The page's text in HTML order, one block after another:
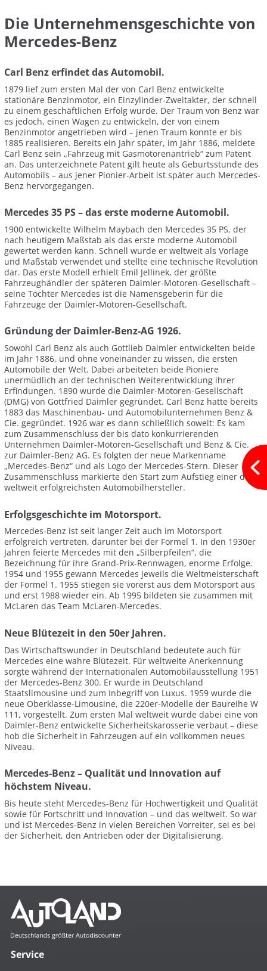
Die Unternehmensgeschichte von
Mercedes-Benz
Carl Benz erfindet das Automobil.
1879 lief zum ersten Mal der von Carl Benz entwickelte
stationäre Benzinmotor, ein Einzylinder-Zweitakter, der schnell
zu einem geschäftlichen Erfolg wurde. Der Traum von Benz war
es jedoch, einen Wagen zu entwickeln, der von einem
Benzinmotor angetrieben wird – jenen Traum konnte er bis
1885 realisieren. Bereits ein Jahr später, im Jahr 1886, meldete
Carl Benz sein „Fahrzeug mit Gasmotorenantrieb“ zum Patent
an. Das unterzeichnete Patent gilt heute als Geburtsstunde des
Automobils – aus jener Pionier-Arbeit ist später auch Mercedes-
Benz hervorgegangen.
Mercedes 35 PS – das erste moderne Automobil.
1900 entwickelte Wilhelm Maybach den Mercedes 35 PS, der
nach heutigem Maßstab als das erste moderne Automobil
gewertet werden kann. Schnell wurde er weltweit als Vorlage
und Maßstab verwendet und stellte eine technische Revolution
dar. Das erste Modell erhielt Emil Jellinek, der größte
Fahrzeughändler der späteren Daimler-Motoren-Gesellschaft –
seine Tochter Mercedes ist die Namensgeberin für die
Fahrzeuge der Daimler-Motoren-Gesellschaft.
Gründung der Daimler-Benz-AG 1926.
Sowohl Carl Benz als auch Gottlieb Daimler entwickelten beide
im Jahr 1886, und ohne voneinander zu wissen, die ersten
Automobile der Welt. Dabei arbeiteten beide Pioniere
unermüdlich an der technischen Weiterentwicklung ihrer
Erfindungen. 1890 wurde die Daimler-Motoren-Gesellschaft
(DMG) von Gottfried Daimler gegründet. Carl Benz hatte bereits
1883 das Maschinenbau- und Automobilunternehmen Benz &
Cie. gegründet. 1926 war es dann schließlich soweit: Es kam
zum Zusammenschluss der bis dato konkurrierenden
Unternehmen Daimler-Motoren-Gesellschaft und Benz & Cie.
zur Daimler-Benz AG. Es folgten der neue Markenname
„Mercedes-Benz“ und als Logo der Mercedes-Stern. Dieser
Zusammenschluss markierte den Start zum Aufstieg einer der
weltweit erfolgreichsten Automobilhersteller.
Erfolgsgeschichte im Motorsport.
Mercedes-Benz ist seit langer Zeit auch im Motorsport
erfolgreich vertreten, darunter bei der Formel 1. In den 1930er
Jahren feierte Mercedes mit den „Silberpfeilen“, die
Bezeichnung für ihre Grand-Prix-Rennwagen, enorme Erfolge.
1954 und 1955 gewann Mercedes jeweils die Weltmeisterschaft
der Formel 1. 1955 stiegen sie vorerst aus dem Motorsport aus
und erst 1988 wieder ein. Ab 1995 bildeten sie zusammen mit
McLaren das Team McLaren-Mercedes.
Neue Blütezeit in den 50er Jahren.
Das Wirtschaftswunder in Deutschland bedeutete auch für
Mercedes eine wahre Blütezeit. Für weltweite Anerkennung
sorgte während der Internationalen Automobilausstellung 1951
der Mercedes-Benz 300. Er wurde in Deutschland
Staatslimousine und zum Inbegriff von Luxus. 1959 wurde die
neue Oberklasse-Limousine, die 220er-Modelle der Baureihe W
111, vorgestellt. Zum ersten Mal weltweit wurde dabei eine von
Daimler-Benz entwickelte Sicherheitskarosserie verbaut – diese
hob die Sicherheit in Fahrzeugen auf ein vollkommen neues
Niveau.
Mercedes-Benz – Qualität und Innovation auf
höchstem Niveau.
Bis heute steht Mercedes-Benz für Hochwertigkeit und Qualität
sowie für Fortschritt und Innovation – und das weltweit. So war
und ist Mercedes-Benz in vielen Bereichen Vorreiter, sei es bei
der Sicherheit, den Antrieben oder der Digitalisierung.
Service